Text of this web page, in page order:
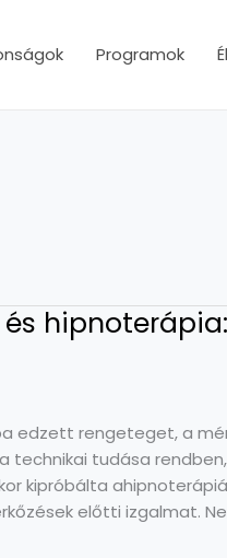
Programok
edzett rengeteget, a
tudása
kipróbálta
előtti izgalmat.